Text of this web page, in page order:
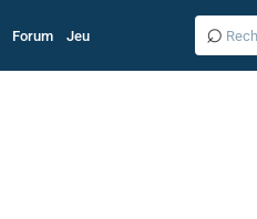
Forum Jeu ⌕